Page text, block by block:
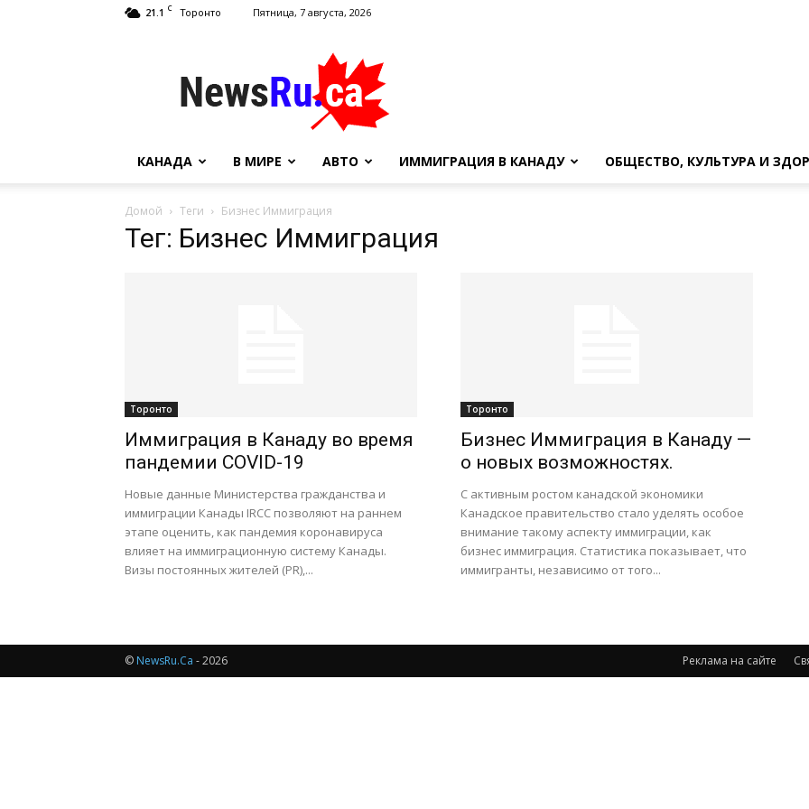
21.1 C Торонто Пятница, 7 августа, 2026
NewsRu.Ca
КАНАДА В МИРЕ АВТО ИММИГРАЦИЯ В КАНАДУ ОБЩЕСТВО, КУЛЬТУРА И
Домой Теги Бизнес Иммиграция
Тег: Бизнес Иммиграция
Торонто
Иммиграция в Канаду во время
пандемии COVID-19
Новые данные Министерства гражданства и
иммиграции Канады IRCC позволяют на раннем
этапе оценить, как пандемия коронавируса
влияет на иммиграционную систему Канады.
Визы постоянных жителей (PR),...
Торонто
Бизнес Иммиграция в Канаду —
о новых возможностях.
С активным ростом канадской экономики
Канадское правительство стало уделять особое
внимание такому аспекту иммиграции, как
бизнес иммиграция. Статистика показывает, что
иммигранты, независимо от того...
Реклама на сайте
© NewsRu.Ca - 2026